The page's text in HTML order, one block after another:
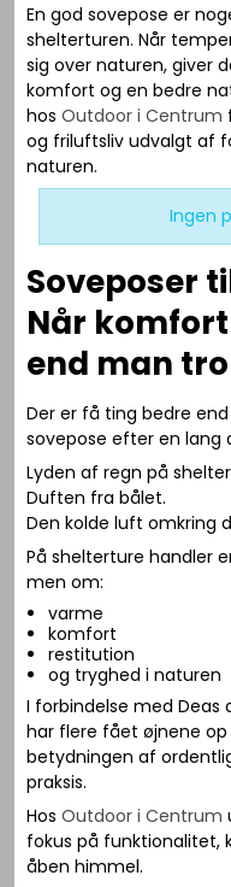
En god sovepose er
shelterturen. Når
sig over naturen, giver
komfort og en bedre
hosOutdoor i Centrum
og friluftsliv udvalgt af
naturen.
Ingen
Soveposer
Når
end man
Der er få ting bedre
sovepose efter en lang
Lyden af regn på
Duften fra bålet.
Den kolde luft omkring
På shelterture handler
men om:
varme
komfort
restitution
og tryghed i naturen
I forbindelse med Deas
har flere fået øjnene
betydningen af
praksis.
HosOutdoor i Centrum
fokus på funktionalitet,
åben himmel.